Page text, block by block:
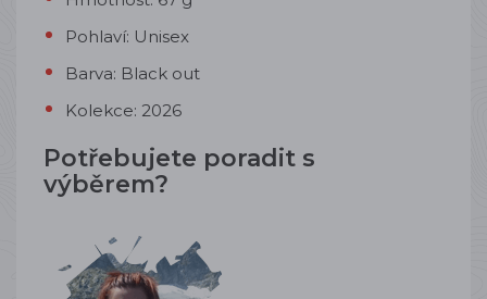
Pohlaví: Unisex
Barva: Black out
Kolekce: 2026
Potřebujete poradit s
výběrem?